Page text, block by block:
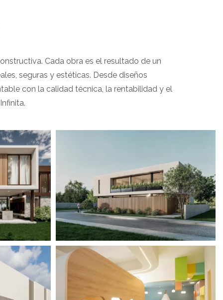
Cada obra es el resultado de un
seguras y estéticas. Desde diseños
con la calidad técnica, la rentabilidad y el
View portfolio: SEK Valles
SEK Valles